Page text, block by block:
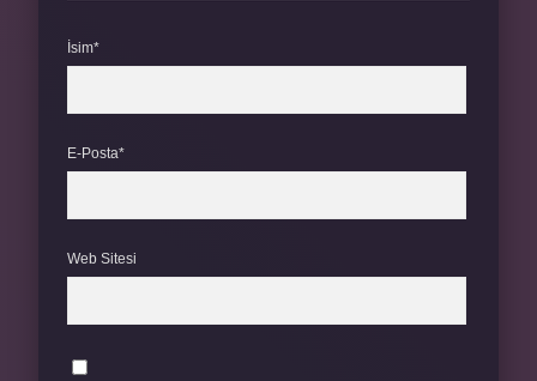
İsim*
E-Posta*
Web Sitesi